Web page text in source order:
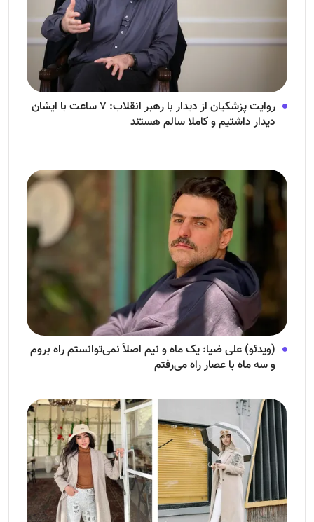
روایت پزشکیان از دیدار با رهبر انقلاب: ۷ ساعت با ایشان
دیدار داشتیم و کاملا سالم هستند
(ویدئو) علی ضیا: یک ماه و نیم اصلاً نمی‌توانستم راه بروم
و سه ماه با عصار راه می‌رفتم